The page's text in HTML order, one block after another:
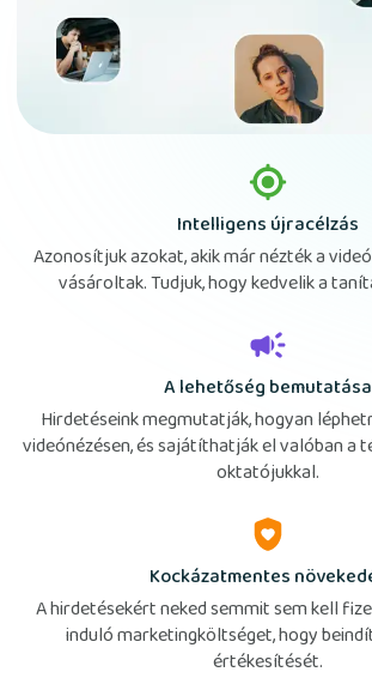
Intelligens újracélzás
Azonosítjuk azokat, akik már nézték a
vásároltak. Tudjuk, hogy kedvelik a
A lehetőség bemutatása
Hirdetéseink megmutatják, hogyan
videónézésen, és sajátíthatják el valóban a
oktatójukkal.
Kockázatmentes
A hirdetésekért neked semmit sem kell
induló marketingköltséget, hogy
értékesítését.